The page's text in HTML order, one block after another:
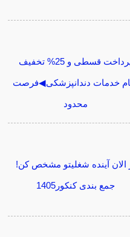
پرداخت قسطی و 25% تخفیف
خدمات دندانپزشکی◀فرصت
محدود
الان آینده شغلیتو مشخص کن!
جمع بندی کنکور1405